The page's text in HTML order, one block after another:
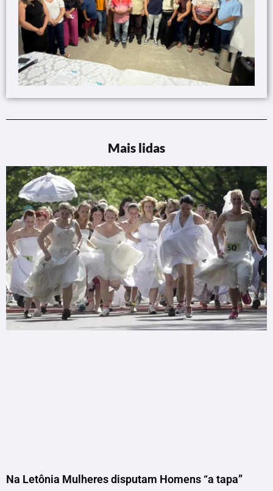
Mais lidas
Na Letônia Mulheres disputam Homens “a tapa”